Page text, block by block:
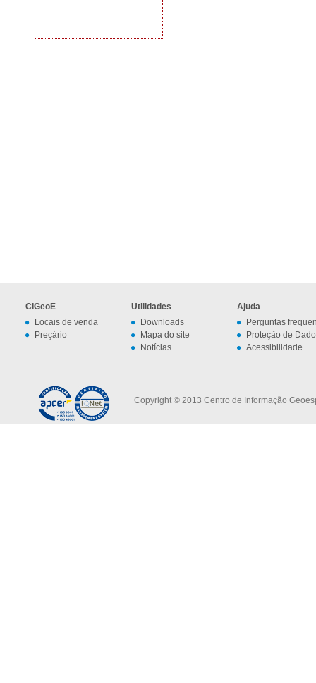
CIGeoE
Locais de venda
Preçário
Utilidades
Downloads
Mapa do site
Notícias
Ajuda
Perguntas
Proteção de
Acessibilidade
Copyright © 2013 Centro de Informação